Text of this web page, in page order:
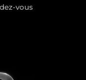
vous